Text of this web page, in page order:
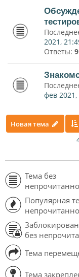
2021,
Ответы: 9
фев 2021,
Новая тема
Тема без
Популярная
без
Тема
Тема